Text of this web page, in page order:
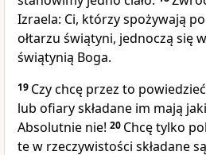
Izraela: Ci, którzy spożywają
ołtarzu świątyni, jednoczą się
świątynią Boga.
19 Czy chcę przez to
lub ofiary składane im mają
Absolutnie nie! 20 Chcę tylko
te w rzeczywistości składane